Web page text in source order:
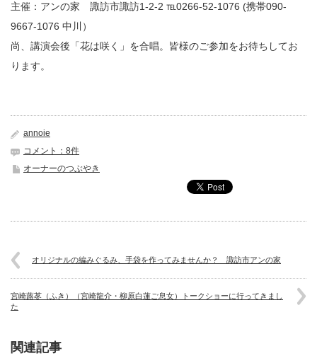
主催：アンの家 諏訪市諏訪1-2-2 ℡0266-52-1076 (携帯090-
9667-1076 中川）
尚、講演会後「花は咲く」を合唱。皆様のご参加をお待ちしてお
ります。
annoie
コメント：8件
オーナーのつぶやき
オリジナルの編みぐるみ、手袋を作ってみませんか？ 諏訪市アンの家
宮崎蕗苳（ふき）（宮崎龍介・柳原白蓮ご息女）トークショーに行ってきまし
た
関連記事